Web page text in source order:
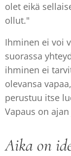
olet eikä
ollut."
Ihminen ei voi
suorassa
ihminen ei
olevansa
perustuu itse
Vapaus on
Aika on